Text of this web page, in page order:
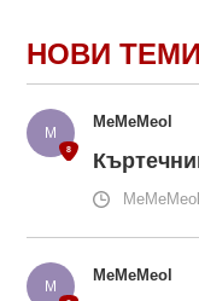
НОВИ
MeMeMeol
MeMeMeol